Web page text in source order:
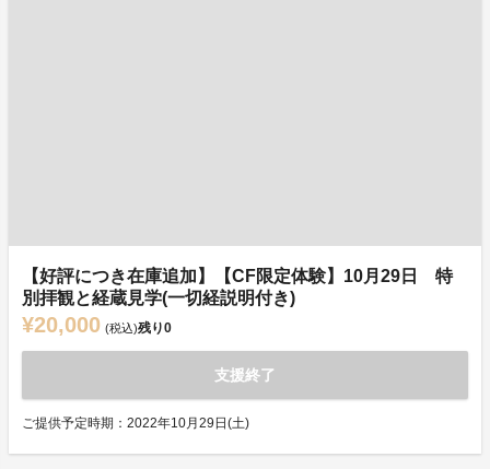
【好評につき在庫追加】【CF限定体験】10月29日 特
別拝観と経蔵見学(一切経説明付き)
¥20,000 (税込)残り0
支援終了
ご提供予定時期：2022年10月29日(土)